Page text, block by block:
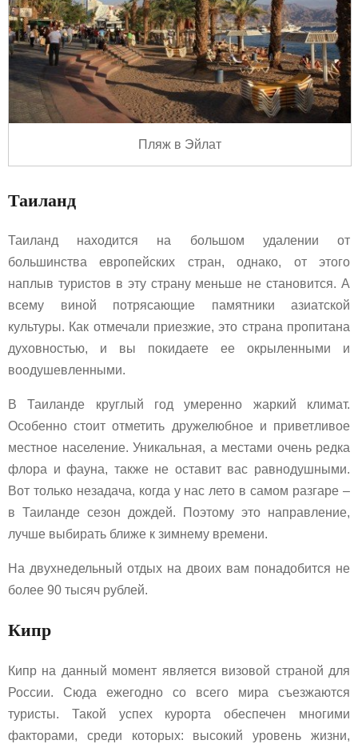
Пляж в Эйлат
Таиланд
Таиланд находится на большом удалении от
большинства европейских стран, однако, от этого
наплыв туристов в эту страну меньше не становится. А
всему виной потрясающие памятники азиатской
культуры. Как отмечали приезжие, это страна пропитана
духовностью, и вы покидаете ее окрыленными и
воодушевленными.
В Таиланде круглый год умеренно жаркий климат.
Особенно стоит отметить дружелюбное и приветливое
местное население. Уникальная, а местами очень редка
флора и фауна, также не оставит вас равнодушными.
Вот только незадача, когда у нас лето в самом разгаре –
в Таиланде сезон дождей. Поэтому это направление,
лучше выбирать ближе к зимнему времени.
На двухнедельный отдых на двоих вам понадобится не
более 90 тысяч рублей.
Кипр
Кипр на данный момент является визовой страной для
России. Сюда ежегодно со всего мира съезжаются
туристы. Такой успех курорта обеспечен многими
факторами, среди которых: высокий уровень жизни,